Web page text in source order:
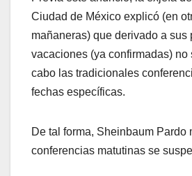
Ciudad de México explicó (en
mañaneras) que derivado a sus
vacaciones (ya confirmadas) no
cabo las tradicionales
fechas específicas.
De tal forma, Sheinbaum Pardo
conferencias matutinas se